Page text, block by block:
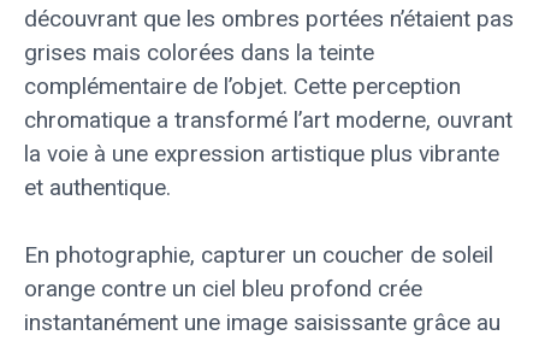
découvrant que les ombres portées n’étaient pas
grises mais colorées dans la teinte
complémentaire de l’objet. Cette perception
chromatique a transformé l’art moderne, ouvrant
la voie à une expression artistique plus vibrante
et authentique.
En photographie, capturer un coucher de soleil
orange contre un ciel bleu profond crée
instantanément une image saisissante grâce au